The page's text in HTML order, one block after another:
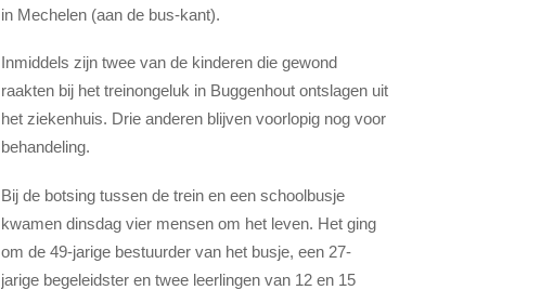
in Mechelen (aan de bus-kant).
Inmiddels zijn twee van de kinderen die gewond
raakten bij het treinongeluk in Buggenhout ontslagen uit
het ziekenhuis. Drie anderen blijven voorlopig nog voor
behandeling.
Bij de botsing tussen de trein en een schoolbusje
kwamen dinsdag vier mensen om het leven. Het ging
om de 49-jarige bestuurder van het busje, een 27-
jarige begeleidster en twee leerlingen van 12 en 15